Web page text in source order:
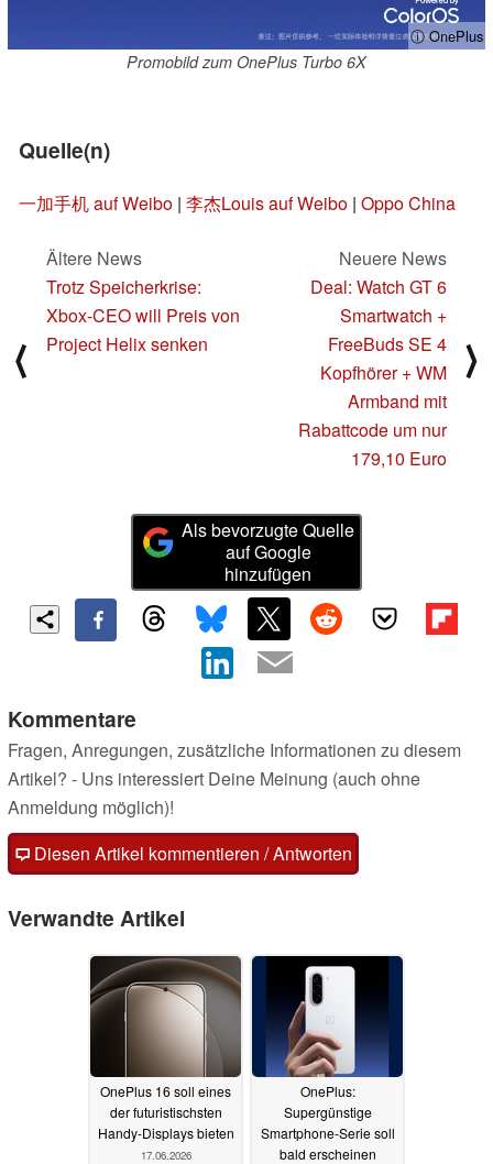
ⓘ OnePlus
Promobild zum OnePlus Turbo 6X
Quelle(n)
一加手机 auf Weibo | 李杰Louis auf Weibo | Oppo China
⟨
Ältere News
Trotz Speicherkrise:
Xbox-CEO will Preis von
Project Helix senken
Neuere News
Deal: Watch GT 6
Smartwatch +
FreeBuds SE 4
Kopfhörer + WM
Armband mit
Rabattcode um nur
179,10 Euro
⟩
Als bevorzugte Quelle
auf Google
hinzufügen
Kommentare
Fragen, Anregungen, zusätzliche Informationen zu diesem
Artikel? - Uns interessiert Deine Meinung (auch ohne
Anmeldung möglich)!
Diesen Artikel kommentieren / Antworten
Verwandte Artikel
OnePlus 16 soll eines
der futuristischsten
Handy-Displays bieten
17.06.2026
OnePlus:
Supergünstige
Smartphone-Serie soll
bald erscheinen